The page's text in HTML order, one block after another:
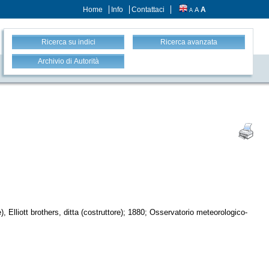
Home Info Contattaci A A A
Ricerca su indici Ricerca avanzata
Archivio di Autorità